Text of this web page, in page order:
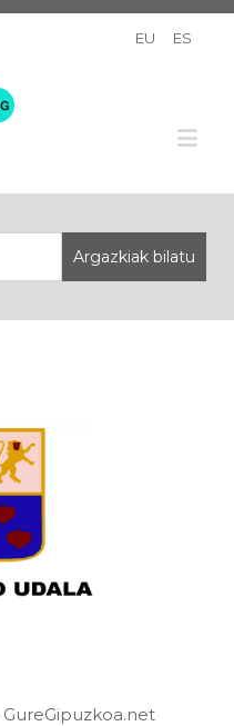
EU ES
GureGipuzkoa.net